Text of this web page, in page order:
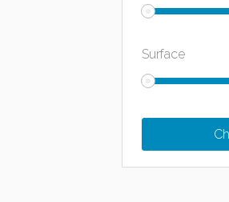
Surface